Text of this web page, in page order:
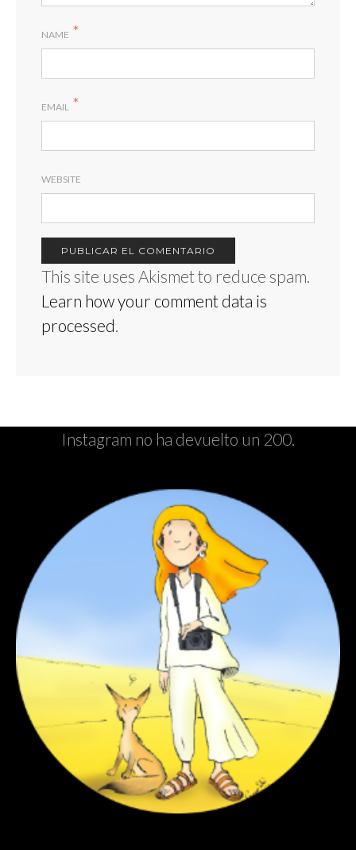
NAME *
EMAIL *
WEBSITE
This site uses Akismet to reduce spam.
Learn how your comment data is
processed
Instagram no ha devuelto un 200.